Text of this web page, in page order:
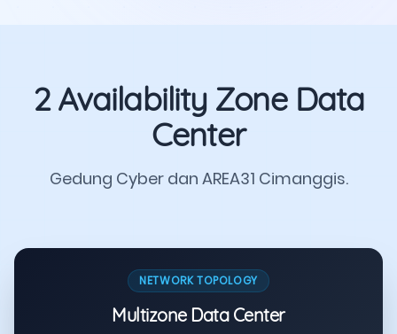
2 Availability Zone Data
Center
Gedung Cyber dan AREA31 Cimanggis.
NETWORK TOPOLOGY
Multizone Data Center